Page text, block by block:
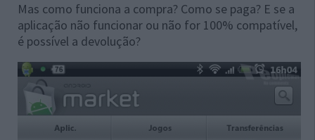
Mas como funciona a compra? Como se paga? E se a
aplicação não funcionar ou não for 100% compatível,
é possível a devolução?